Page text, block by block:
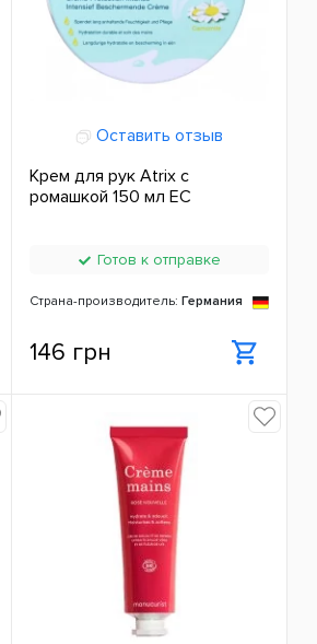
Оставить отзыв
Крем для рук Atrix с
ромашкой 150 мл ЕС
Готов к отправке
Страна-производитель: Германия
146 грн